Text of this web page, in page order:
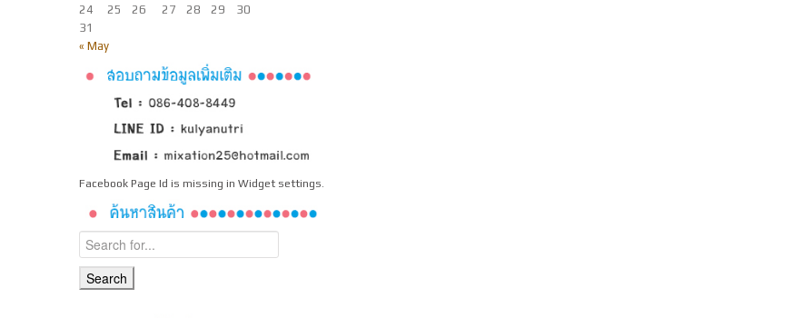
« May
24
25 26 27 28 29
30
31
Facebook Page Id is missing in Widget settings.